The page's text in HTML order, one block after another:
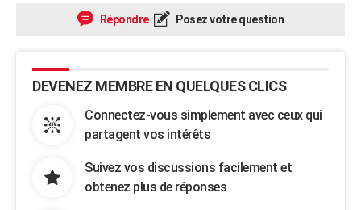
Répondre Posez votre question
DEVENEZ MEMBRE EN QUELQUES CLICS
Connectez-vous simplement avec ceux qui
partagent vos intérêts
Suivez vos discussions facilement et
obtenez plus de réponses